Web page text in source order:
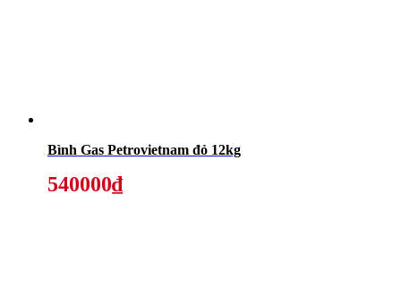
Bình Gas Petrovietnam đỏ 12kg
540000₫